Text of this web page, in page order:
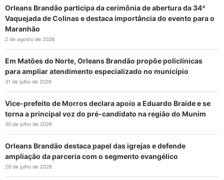
Orleans Brandão participa da cerimônia de abertura da 34ª
Vaquejada de Colinas e destaca importância do evento para o
Maranhão
2 de agosto de 2026
Em Matões do Norte, Orleans Brandão propõe policlínicas
para ampliar atendimento especializado no município
31 de julho de 2026
Vice-prefeito de Morros declara apoio a Eduardo Braide e se
torna a principal voz do pré-candidato na região do Munim
30 de julho de 2026
Orleans Brandão destaca papel das igrejas e defende
ampliação da parceria com o segmento evangélico
29 de julho de 2026